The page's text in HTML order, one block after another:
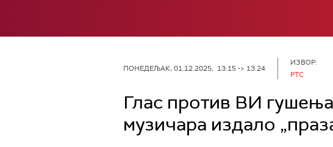
ПОНЕДЕЉАК, 01.12.2025, 13:15 -> 13:24
ИЗВОР:
РТС
Глас против ВИ
музичара издало